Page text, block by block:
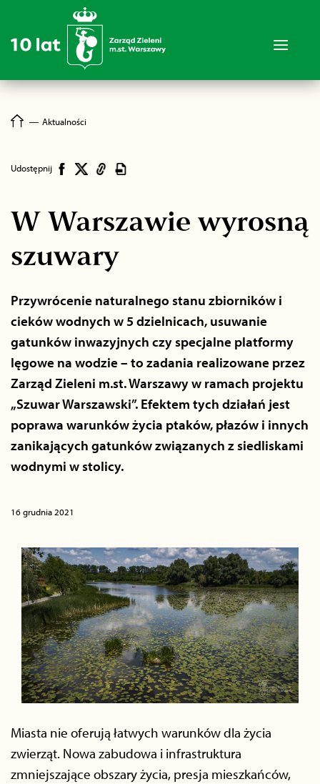
― Aktualności
Udostępnij
W Warszawie wyrosną
szuwary
Przywrócenie naturalnego stanu zbiorników i
cieków wodnych w 5 dzielnicach, usuwanie
gatunków inwazyjnych czy specjalne platformy
lęgowe na wodzie – to zadania realizowane przez
Zarząd Zieleni m.st. Warszawy w ramach projektu
„Szuwar Warszawski”. Efektem tych działań jest
poprawa warunków życia ptaków, płazów i innych
zanikających gatunków związanych z siedliskami
wodnymi w stolicy.
16 grudnia 2021
Miasta nie oferują łatwych warunków dla życia
zwierząt. Nowa zabudowa i infrastruktura
zmniejszające obszary życia, presja mieszkańców,